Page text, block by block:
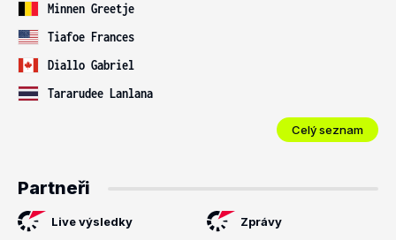
Minnen Greetje
Tiafoe Frances
Diallo Gabriel
Tararudee Lanlana
Celý seznam
Partneři
Live výsledky Zprávy